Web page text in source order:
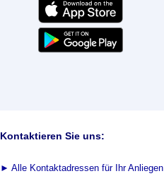
Kontaktieren Sie uns:
► Alle Kontaktadressen für Ihr Anliegen